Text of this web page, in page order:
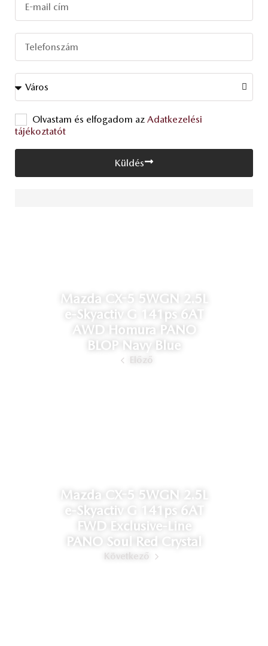
Olvastam és elfogadom az Adatkezelési
tájékoztatót
Küldés
Előző
Mazda CX-5 5WGN 2.5L
e-Skyactiv G 141ps 6AT
AWD Homura PANO
BLOP Navy Blue
Következő
Mazda CX-5 5WGN 2.5L
e-Skyactiv G 141ps 6AT
FWD Exclusive-Line
PANO Soul Red Crystal